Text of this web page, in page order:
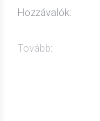
Hozzávalók:
Tovább: